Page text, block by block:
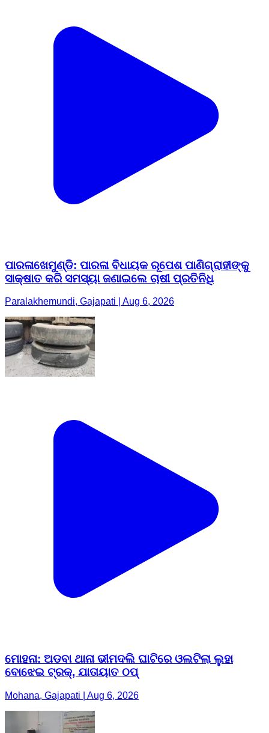
ପାରଳାଖେମୁଣ୍ଡି: ପାରଳା ବିଧାୟକ ରୂପେଶ ପାଣିଗ୍ରାହୀଙ୍କୁ
ସାକ୍ଷାତ କରି ସମସ୍ୟା ଜଣାଇଲେ ଚାଷୀ ପ୍ରତିନିଧି
Paralakhemundi, Gajapati | Aug 6, 2026
ମୋହନା: ଅଡବା ଥାନା ଭୀମଦଲି ଘାଟିରେ ଓଲଟିଲା ଲୁହା
ବୋଝେଇ ଟ୍ରକ୍, ଯାତାୟାତ ଠପ୍
Mohana, Gajapati | Aug 6, 2026